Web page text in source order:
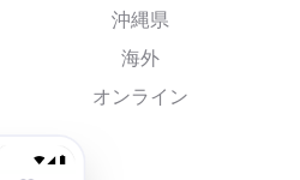
沖縄県
海外
オンライン